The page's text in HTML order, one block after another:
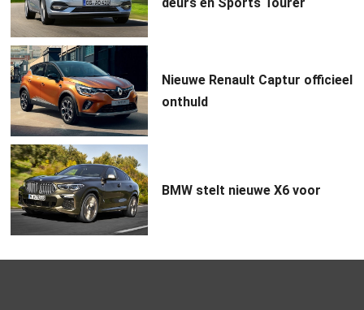
deurs en Sports Tourer
Nieuwe Renault Captur officieel
onthuld
BMW stelt nieuwe X6 voor